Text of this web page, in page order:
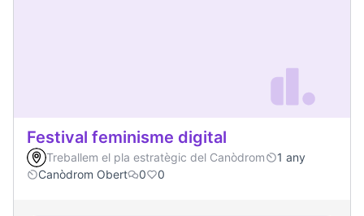
Festival feminisme digital
Treballem el pla estratègic del Canòdrom
1 any
Canòdrom Obert
0 0